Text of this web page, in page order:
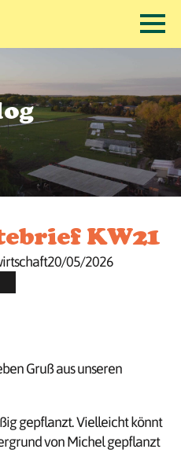
KW21
20/05/2026
Gruß aus unseren
gepflanzt. Vielleicht könnt
von Michel gepflanzt